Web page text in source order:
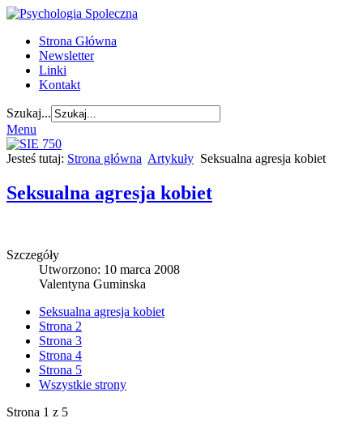
Strona Główna
Newsletter
Linki
Kontakt
Szukaj...
Menu
Jesteś tutaj: Strona główna Artykuły Seksualna agresja kobiet
Seksualna agresja kobiet
Szczegóły
Utworzono: 10 marca 2008
Valentyna Guminska
Seksualna agresja kobiet
Strona 2
Strona 3
Strona 4
Strona 5
Wszystkie strony
Strona 1 z 5